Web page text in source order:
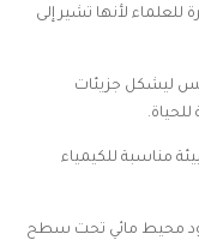
للعلماء لأنها تشير إلى
ليشكل جزيئات
مناسبة للكيمياء
محيط مائي تحت سطح